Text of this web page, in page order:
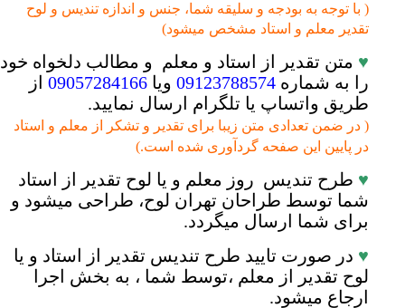
( با توجه به بودجه و سلیقه شما، جنس و اندازه تندیس و لوح
تقدیر معلم و استاد مشخص میشود)
♥ متن تقدیر از استاد و معلم و مطالب دلخواه خود
را به شماره 09123788574 ویا 09057284166 از
طریق واتساپ یا تلگرام ارسال نمایید.
( در ضمن تعدادی متن زیبا برای تقدیر و تشکر از معلم و استاد
در پایین این صفحه گردآوری شده است.)
♥ طرح تندیس روز معلم و یا لوح تقدیر از استاد
شما توسط طراحان تهران لوح، طراحی میشود و
برای شما ارسال میگردد.
♥ در صورت تایید طرح تندیس تقدیر از استاد و یا
لوح تقدیر از معلم ،توسط شما ، به بخش اجرا
ارجاع میشود.